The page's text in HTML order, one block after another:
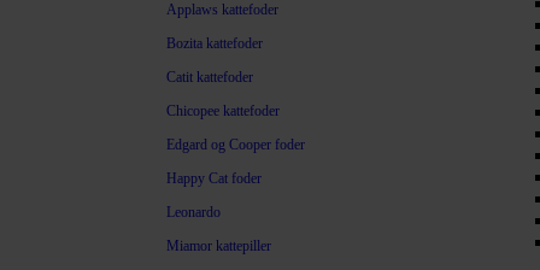
Applaws kattefoder
Bozita kattefoder
Catit kattefoder
Chicopee kattefoder
Edgard og Cooper foder
Happy Cat foder
Leonardo
Miamor kattepiller